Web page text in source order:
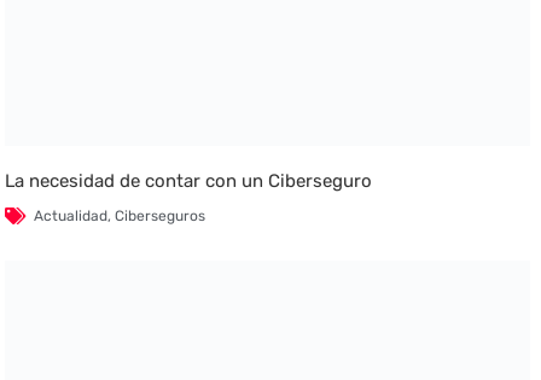
La necesidad de contar con un Ciberseguro
Actualidad,Ciberseguros